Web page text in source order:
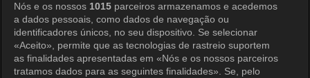
Nós e os nossos 1015 parceiros armazenamos e acedemos
a dados pessoais, como dados de navegação ou
identificadores únicos, no seu dispositivo. Se selecionar
«Aceito», permite que as tecnologias de rastreio suportem
as finalidades apresentadas em «Nós e os nossos parceiros
tratamos dados para as seguintes finalidades». Se, pelo